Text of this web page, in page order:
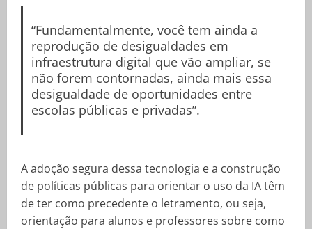
“Fundamentalmente, você tem ainda a
reprodução de desigualdades em
infraestrutura digital que vão ampliar, se
não forem contornadas, ainda mais essa
desigualdade de oportunidades entre
escolas públicas e privadas”.
A adoção segura dessa tecnologia e a construção
de políticas públicas para orientar o uso da IA têm
de ter como precedente o letramento, ou seja,
orientação para alunos e professores sobre como